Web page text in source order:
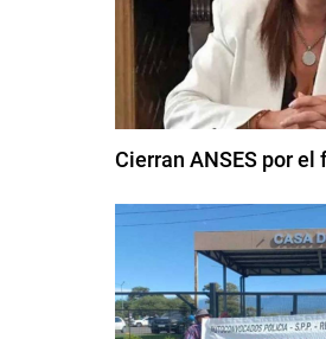
Cierran ANSES por